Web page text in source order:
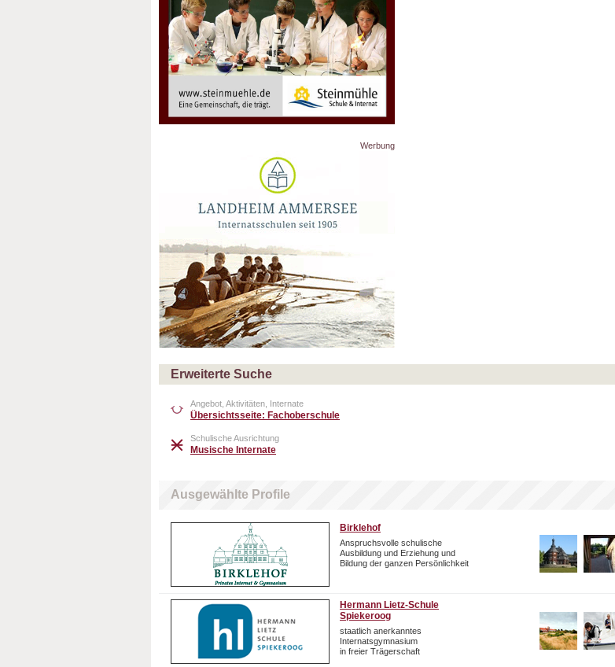
Werbung
Erweiterte Suche
Angebot, Aktivitäten, Internate
Übersichtsseite: Fachoberschule
Schulische Ausrichtung
Musische Internate
Ausgewählte Profile
Birklehof
Anspruchsvolle schulische
Ausbildung und Erziehung und
Bildung der ganzen Persönlichkeit
Hermann Lietz-Schule
Spiekeroog
staatlich anerkanntes
Internatsgymnasium
in freier Trägerschaft